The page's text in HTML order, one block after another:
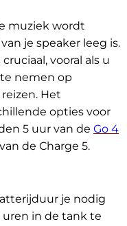
muziek wordt
je speaker leeg is.
vooral als u
nemen op
Het
opties voor
5 uur van de Go 4
de Charge 5.
je nodig
in de tank te